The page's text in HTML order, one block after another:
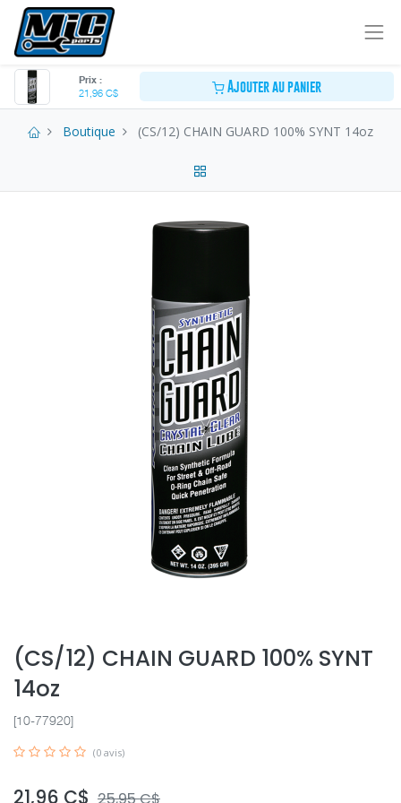
Prix :
21,96 C$ Ajouter au panier
Boutique (CS/12) CHAIN GUARD 100% SYNT 14oz
(CS/12) CHAIN GUARD 100% SYNT
14oz
[10-77920]
(0 avis)
21,96 C$